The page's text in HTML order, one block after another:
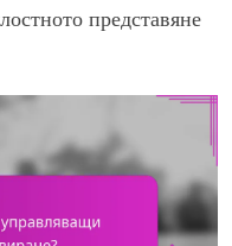
представяне